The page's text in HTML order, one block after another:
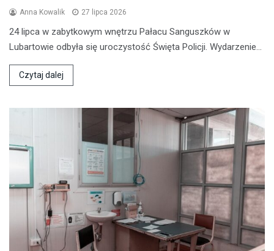
Anna Kowalik 27 lipca 2026
24 lipca w zabytkowym wnętrzu Pałacu Sanguszków w
Lubartowie odbyła się uroczystość Święta Policji. Wydarzenie…
Czytaj dalej